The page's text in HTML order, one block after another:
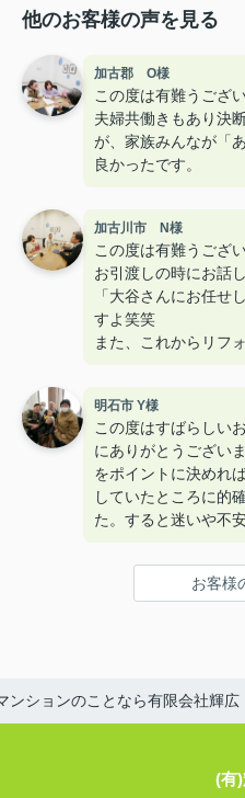
他のお客様の声を見る
加古郡 O様
この度は有難うござ
夫婦共働きもあり決
が、家族みんなが「
良かったです。
加古川市 N様
この度は有難うござ
お引渡しの時にお話
「大谷さんにお任せ
すよ笑笑
また、これからリフ
明石市 Y様
この度はすばらしい
にありがとうござい
をポイントに決めれ
していたところに的
た。すると迷いや不
ございました。
お客様
ンションのことなら有限会社輝広
(有